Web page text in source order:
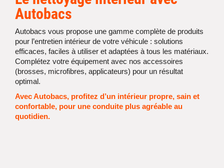
Autobacs
Autobacs vous propose une gamme complète de produits
pour l’entretien intérieur de votre véhicule : solutions
efficaces, faciles à utiliser et adaptées à tous les matériaux.
Complétez votre équipement avec nos accessoires
(brosses, microfibres, applicateurs) pour un résultat
optimal.
Avec Autobacs, profitez d’un intérieur propre, sain et
confortable, pour une conduite plus agréable au
quotidien.